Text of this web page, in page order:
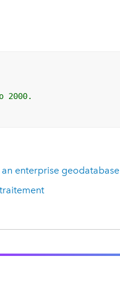
2000.
enterprise geodatabase